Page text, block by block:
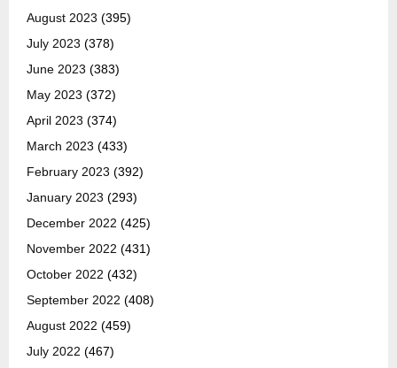
August 2023 (395)
July 2023 (378)
June 2023 (383)
May 2023 (372)
April 2023 (374)
March 2023 (433)
February 2023 (392)
January 2023 (293)
December 2022 (425)
November 2022 (431)
October 2022 (432)
September 2022 (408)
August 2022 (459)
July 2022 (467)